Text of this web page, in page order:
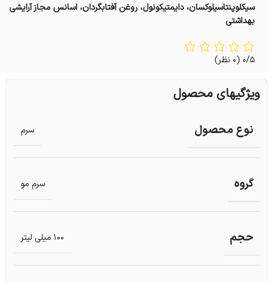
سیکلوپنتاسیلوکسان، دایمتیکونول، روغن آفتابگردان، اسانس مجاز آرایشی
بهداشتی
0/5 (0 نظر)
ویژگیهای محصول
نوع محصول سرم
گروه سرم مو
حجم 100 میلی لیتر